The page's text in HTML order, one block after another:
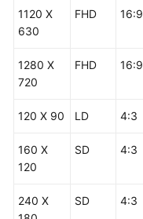
1120 X
630
FHD 16:9
1280 X
720
FHD 16:9
120 X 90 LD 4:3
160 X
120
SD 4:3
240 X
SD 4:3